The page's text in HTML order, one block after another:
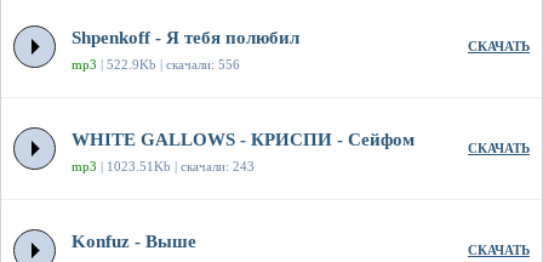
Shpenkoff - Я тебя полюбил
mp3 | 522.9Kb | скачали: 556
СКАЧАТЬ
WHITE GALLOWS - КРИСПИ - Сейфом
mp3 | 1023.51Kb | скачали: 243
СКАЧАТЬ
Konfuz - Выше СКАЧАТЬ